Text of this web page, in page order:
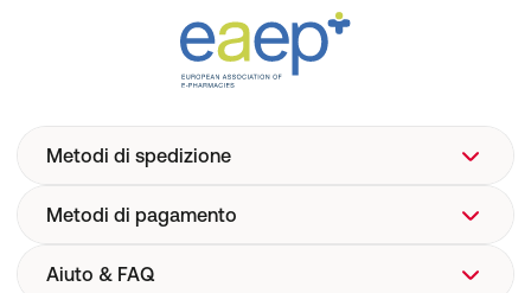
Metodi di spedizione
Metodi di pagamento
Aiuto & FAQ